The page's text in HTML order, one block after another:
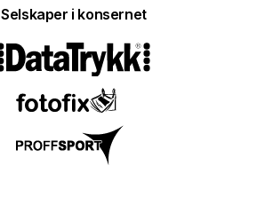
Selskaper i konsernet